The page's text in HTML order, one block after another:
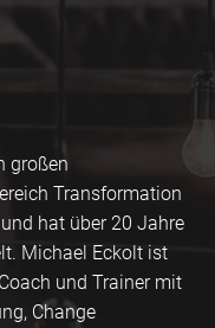
großen
Transformation
hat über 20 Jahre
Michael Eckolt ist
und Trainer mit
Change